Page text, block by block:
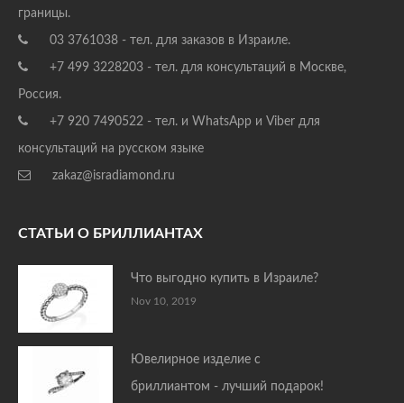
границы.
03 3761038 - тел. для заказов в Израиле.
+7 499 3228203 - тел. для консультаций в Москве,
Россия.
+7 920 7490522 - тел. и WhatsApp и Viber для
консультаций на русском языке
zakaz@isradiamond.ru
СТАТЬИ О БРИЛЛИАНТАХ
Что выгодно купить в Израиле?
Nov 10, 2019
Ювелирное изделие с
бриллиантом - лучший подарок!